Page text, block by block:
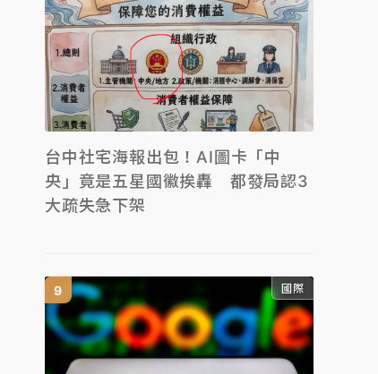
台中社宅海報出包！AI圖卡「中
央」竟是五星國徽挨轟 都發局認3
大疏失急下架
國際